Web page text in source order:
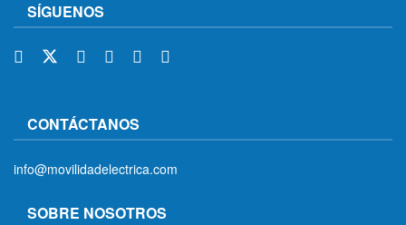
SÍGUENOS
CONTÁCTANOS
info@movilidadelectrica.com
SOBRE NOSOTROS